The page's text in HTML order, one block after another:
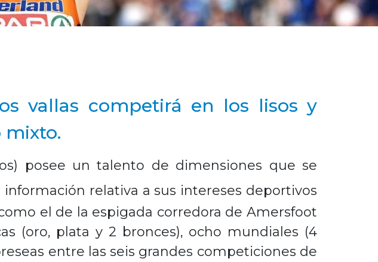
vallas competirá en los lisos y
mixto.
posee un talento de dimensiones que se
información relativa a sus intereses deportivos
el de la espigada corredora de Amersfoot
(oro, plata y 2 bronces), ocho mundiales (4
entre las seis grandes competiciones de